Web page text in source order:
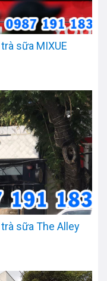
sữa MIXUE
sữa The Alley